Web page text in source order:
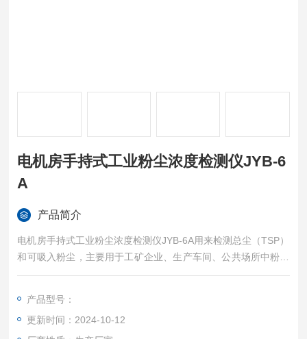
电机房手持式工业粉尘浓度检测仪JYB-6
A
产品简介
电机房手持式工业粉尘浓度检测仪JYB-6A用来检测总尘（TSP）
和可吸入粉尘，主要用于工矿企业、生产车间、公共场所中粉尘
颗粒物（PM2.5 /PM10/TSP）的浓度检测及超标报警（附带温湿
强，体积小,携带方便,测试速度快，灵敏度高，稳定性好，重量
轻，操作简单，全中文实时快速显示，交直流两用等特点。
产品型号：
更新时间：2024-10-12